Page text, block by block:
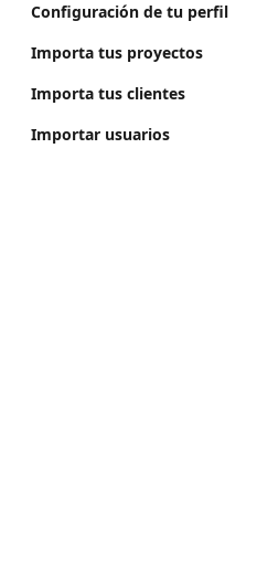
Configuración de tu perfil
Importa tus proyectos
Importa tus clientes
Importar usuarios